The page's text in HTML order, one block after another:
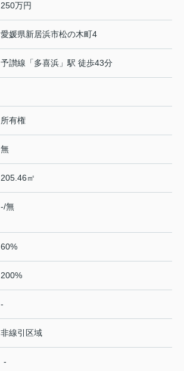
250万円
愛媛県新居浜市松の木町4
予讃線 「多喜浜 」駅 徒歩43分
所有権
無
205.46㎡
-/無
60%
200%
-
非線引区域
-